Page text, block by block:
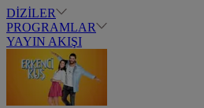
DİZİLER
PROGRAMLAR
YAYIN AKIŞI